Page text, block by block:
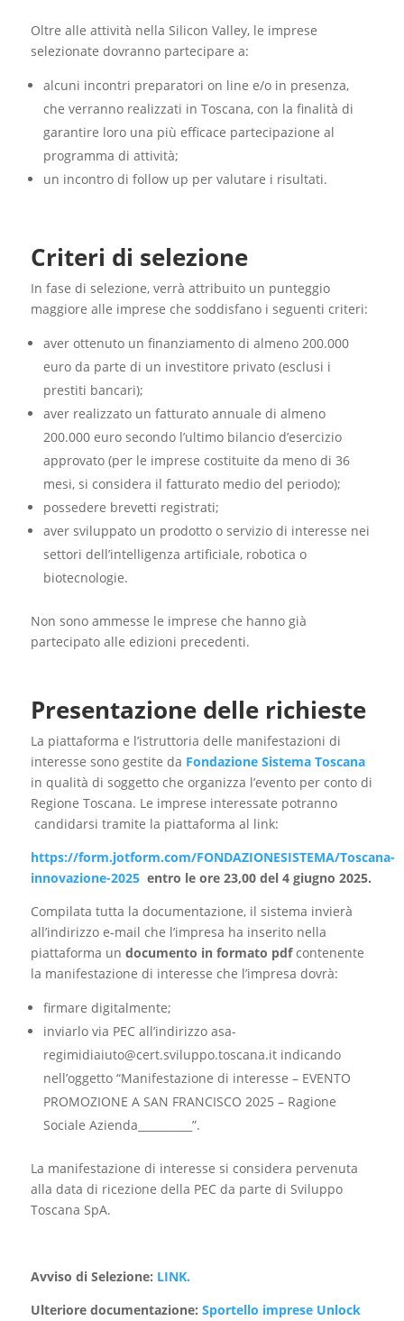
Oltre alle attività nella Silicon Valley, le imprese
selezionate dovranno partecipare a:
alcuni incontri preparatori on line e/o in presenza,
che verranno realizzati in Toscana, con la finalità di
garantire loro una più efficace partecipazione al
programma di attività;
un incontro di follow up per valutare i risultati.
Criteri di selezione
In fase di selezione, verrà attribuito un punteggio
maggiore alle imprese che soddisfano i seguenti criteri:
aver ottenuto un finanziamento di almeno 200.000
euro da parte di un investitore privato (esclusi i
prestiti bancari);
aver realizzato un fatturato annuale di almeno
200.000 euro secondo l’ultimo bilancio d’esercizio
approvato (per le imprese costituite da meno di 36
mesi, si considera il fatturato medio del periodo);
possedere brevetti registrati;
aver sviluppato un prodotto o servizio di interesse nei
settori dell’intelligenza artificiale, robotica o
biotecnologie.
Non sono ammesse le imprese che hanno già
partecipato alle edizioni precedenti.
Presentazione delle richieste
La piattaforma e l’istruttoria delle manifestazioni di
interesse sono gestite da Fondazione Sistema Toscana
in qualità di soggetto che organizza l’evento per conto di
Regione Toscana. Le imprese interessate potranno
candidarsi tramite la piattaforma al link:
https://form.jotform.com/FONDAZIONESISTEMA/Toscana-
innovazione-2025entro le ore 23,00 del 4 giugno 2025.
Compilata tutta la documentazione, il sistema invierà
all’indirizzo e-mail che l’impresa ha inserito nella
piattaforma un documento in formato pdfcontenente
la manifestazione di interesse che l’impresa dovrà:
firmare digitalmente;
inviarlo via PEC all’indirizzo asa-
regimidiaiuto@cert.sviluppo.toscana.it indicando
nell’oggetto “Manifestazione di interesse – EVENTO
PROMOZIONE A SAN FRANCISCO 2025 – Ragione
Sociale Azienda__________”.
La manifestazione di interesse si considera pervenuta
alla data di ricezione della PEC da parte di Sviluppo
Toscana SpA.
Avviso di Selezione: LINK.
Ulteriore documentazione: Sportello imprese Unlock